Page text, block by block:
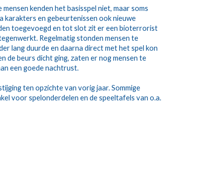
kenden het basisspel niet, maar soms
karakters en gebeurtenissen ook nieuwe
toegevoegd en tot slot zit er een bioterrorist
Regelmatig stonden mensen te
lang duurde en daarna direct met het spel kon
de beurs dicht ging, zaten er nog mensen te
een goede nachtrust.
ten opzichte van vorig jaar. Sommige
voor spelonderdelen en de speeltafels van o.a.